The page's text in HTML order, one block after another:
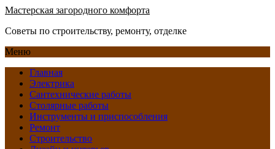
Мастерская загородного комфорта
Советы по строительству, ремонту, отделке
Меню
Главная
Электрика
Сантехнические работы
Столярные работы
Инструменты и приспособления
Ремонт
Строительство